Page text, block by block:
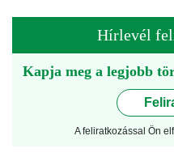
Hírlevél
Kapja meg a legjobb
A feliratkozással Ön